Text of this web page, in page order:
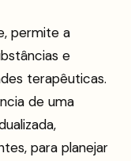
permite a
e
terapêuticas.
de uma
para planejar